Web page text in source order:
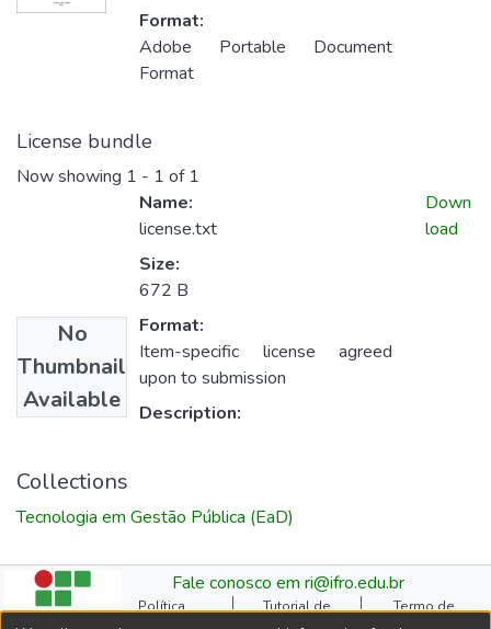
Format:
Adobe Portable Document
Format
License bundle
Now showing 1 - 1 of 1
No
Thumbnail
Available
Name:
license.txt
Size:
672 B
Format:
Item-specific license agreed
upon to submission
Description:
Down
load
Collections
Tecnologia em Gestão Pública (EaD)
Fale conosco em ri@ifro.edu.br
Política
Tutorial de
Termo de